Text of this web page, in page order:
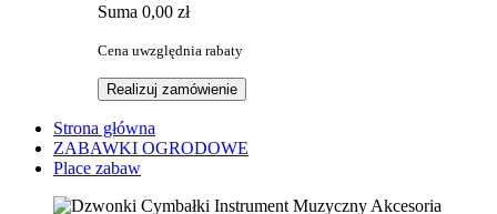
Suma 0,00 zł
Cena uwzględnia rabaty
Realizuj zamówienie
Strona główna
ZABAWKI OGRODOWE
Place zabaw